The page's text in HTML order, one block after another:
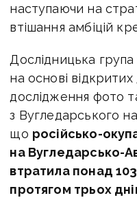
наступаючи на
втішання амбіцій
Дослідницька
на основі
дослідження фото
з Вугледарського
що російсько-
на Вугледарсько-
втратила понад
протягом трьох